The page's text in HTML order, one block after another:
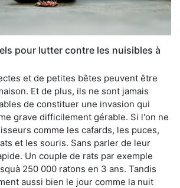
pour lutter contre les nuisibles à
et de petites bêtes peuvent être
Et de plus, ils ne sont jamais
de constituer une invasion qui
grave difficilement gérable. Si l'on ne
comme les cafards, les puces,
et les souris. Sans parler de leur
Un couple de rats par exemple
250 000 ratons en 3 ans. Tandis
aussi bien le jour comme la nuit